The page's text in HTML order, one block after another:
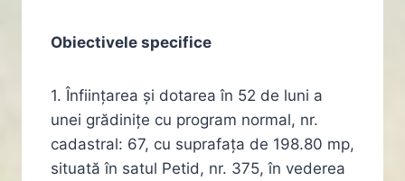
Obiectivele specifice
1. Înființarea și dotarea în 52 de luni a
unei grădinițe cu program normal, nr.
cadastral: 67, cu suprafața de 198.80 mp,
situată în satul Petid, nr. 375, în vederea